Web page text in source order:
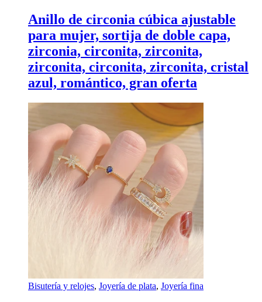
Anillo de circonia cúbica ajustable
para mujer, sortija de doble capa,
zirconia, circonita, zirconita,
zirconita, circonita, zirconita, cristal
azul, romántico, gran oferta
Bisutería y relojes, Joyería de plata, Joyería fina